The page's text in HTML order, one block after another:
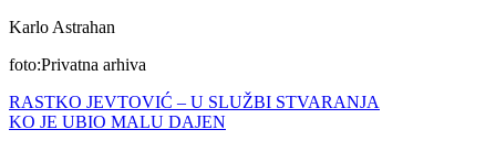
Karlo Astrahan
foto:Privatna arhiva
Navigacija
članaka
RASTKO JEVTOVIĆ – U SLUŽBI STVARANJA
KO JE UBIO MALU DAJEN